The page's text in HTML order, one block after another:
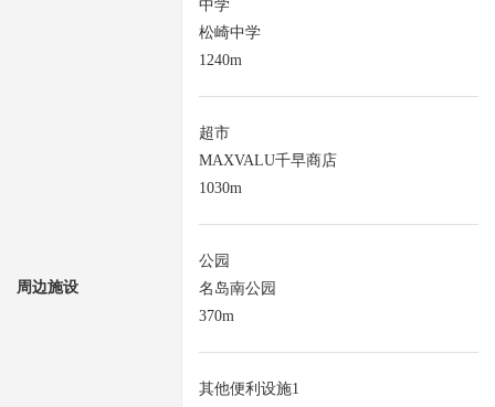
周边施设
中学
松崎中学
1240m
超市
MAXVALU千早商店
1030m
公园
名岛南公园
370m
其他便利设施1